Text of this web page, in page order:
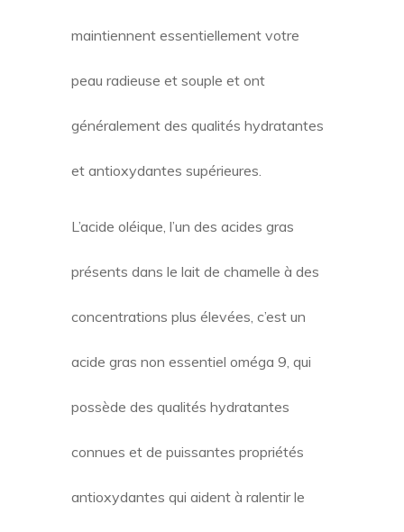
maintiennent essentiellement votre
peau radieuse et souple et ont
généralement des qualités hydratantes
et antioxydantes supérieures.
L’acide oléique, l’un des acides gras
présents dans le lait de chamelle à des
concentrations plus élevées, c’est un
acide gras non essentiel oméga 9, qui
possède des qualités hydratantes
connues et de puissantes propriétés
antioxydantes qui aident à ralentir le